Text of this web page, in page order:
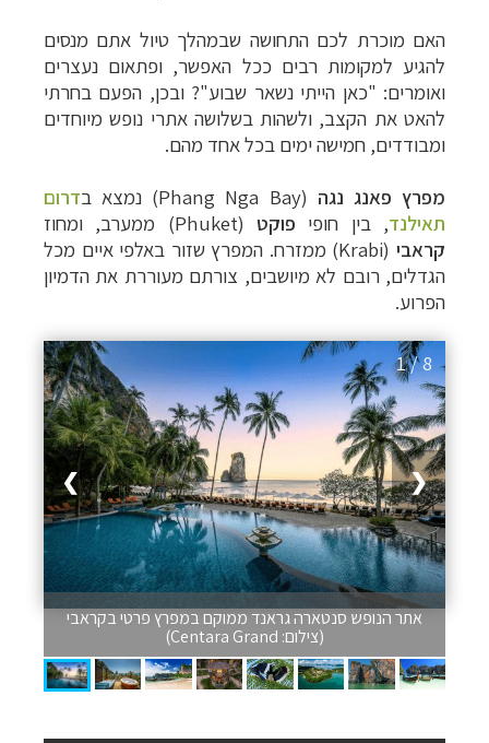
האם מוכרת לכם התחושה שבמהלך טיול אתם מנסים
להגיע למקומות רבים ככל האפשר, ופתאום נעצרים
ואומרים: "כאן הייתי נשאר שבוע"? ובכן, הפעם בחרתי
להאט את הקצב, ולשהות בשלושה אתרי נופש מיוחדים
ומבודדים, חמישה ימים בכל אחד מהם.
מפרץ פאנג נגה (
Phang Nga Bay) נמצא בדרום
תאילנד, בין חופי פוקט(
Phuket) ממערב, ומחוז
קראבי(
Krabi) ממזרח. המפרץ שזור באלפי איים מכל
הגדלים, רובם לא מיושבים, צורתם מעוררת את הדמיון
הפרוע.
1 / 8
❯ ❮
אתר הנופש סנטארה גראנד ממוקם במפרץ פרטי בקראבי
(צילום: Centara Grand)